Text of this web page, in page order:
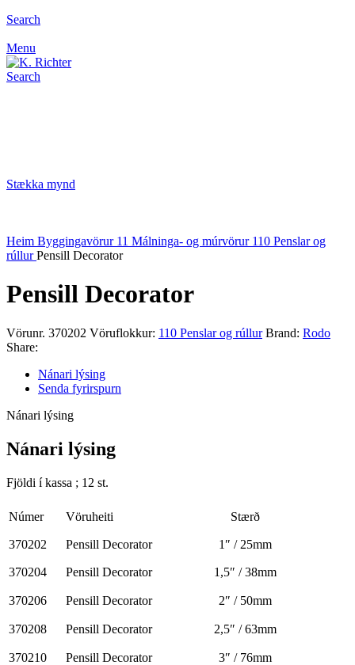
Search
Menu
Search
Stækka mynd
Heim Byggingavörur 11 Málninga- og múrvörur 110 Penslar og
rúllurPensill Decorator
Pensill Decorator
Vörunr. 370202 Vöruflokkur: 110 Penslar og rúllur Brand: Rodo
Share:
Nánari lýsing
Senda fyrirspurn
Nánari lýsing
Nánari lýsing
Fjöldi í kassa ; 12 st.
Númer Vöruheiti Stærð
370202 Pensill Decorator 1″ / 25mm
370204 Pensill Decorator 1,5″ / 38mm
370206 Pensill Decorator 2″ / 50mm
370208 Pensill Decorator 2,5″ / 63mm
370210 Pensill Decorator
3″ / 76mm